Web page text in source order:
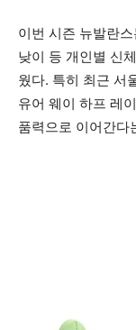
이번 시즌 뉴발란
낮이 등 개인별 신
웠다. 특히 최근 서
유어 웨이 하프 레
품력으로 이어간다